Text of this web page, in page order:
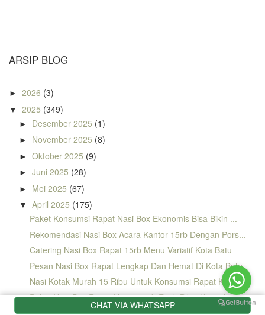
CHAT VIA WHATSAPP
ARSIP BLOG
► 2026 (3)
▼ 2025 (349)
► Desember 2025 (1)
► November 2025 (8)
► Oktober 2025 (9)
► Juni 2025 (28)
► Mei 2025 (67)
▼ April 2025 (175)
Paket Konsumsi Rapat Nasi Box Ekonomis Bisa Bikin ...
Rekomendasi Nasi Box Acara Kantor 15rb Dengan Pors...
Catering Nasi Box Rapat 15rb Menu Variatif Kota Batu
Pesan Nasi Box Rapat Lengkap Dan Hemat Di Kota Batu
Nasi Kotak Murah 15 Ribu Untuk Konsumsi Rapat Kota...
Paket Nasi Box Rapat Harga 15rb Enak Bikin Ketagih...